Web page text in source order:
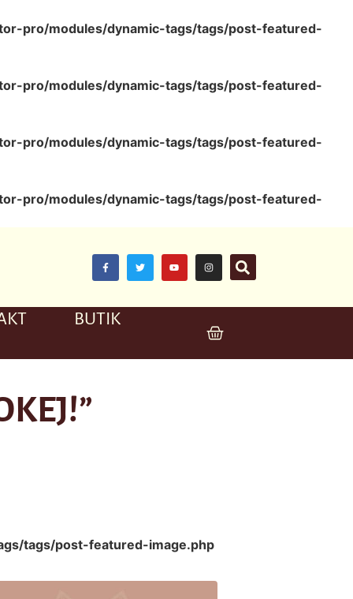
pro/modules/dynamic-tags/tags/post-featured-
pro/modules/dynamic-tags/tags/post-featured-
pro/modules/dynamic-tags/tags/post-featured-
pro/modules/dynamic-tags/tags/post-featured-
BUTIK
tags/post-featured-image.php